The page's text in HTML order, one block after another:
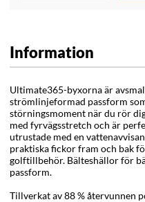
Information
Ultimate365-byxorna är
strömlinjeformad passform
störningsmoment när du rör
med fyrvägsstretch och är
utrustade med en
praktiska fickor fram och bak
golftillbehör. Bälteshällor för
passform.
Tillverkat av 88 % återvunnen